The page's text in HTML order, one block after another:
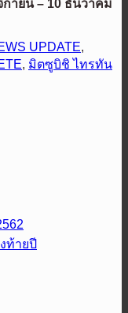
กายน – 10 ธันวาคม
UPDATE,
, มิตซูบิชิ ไทรทัน
ท้ายปี